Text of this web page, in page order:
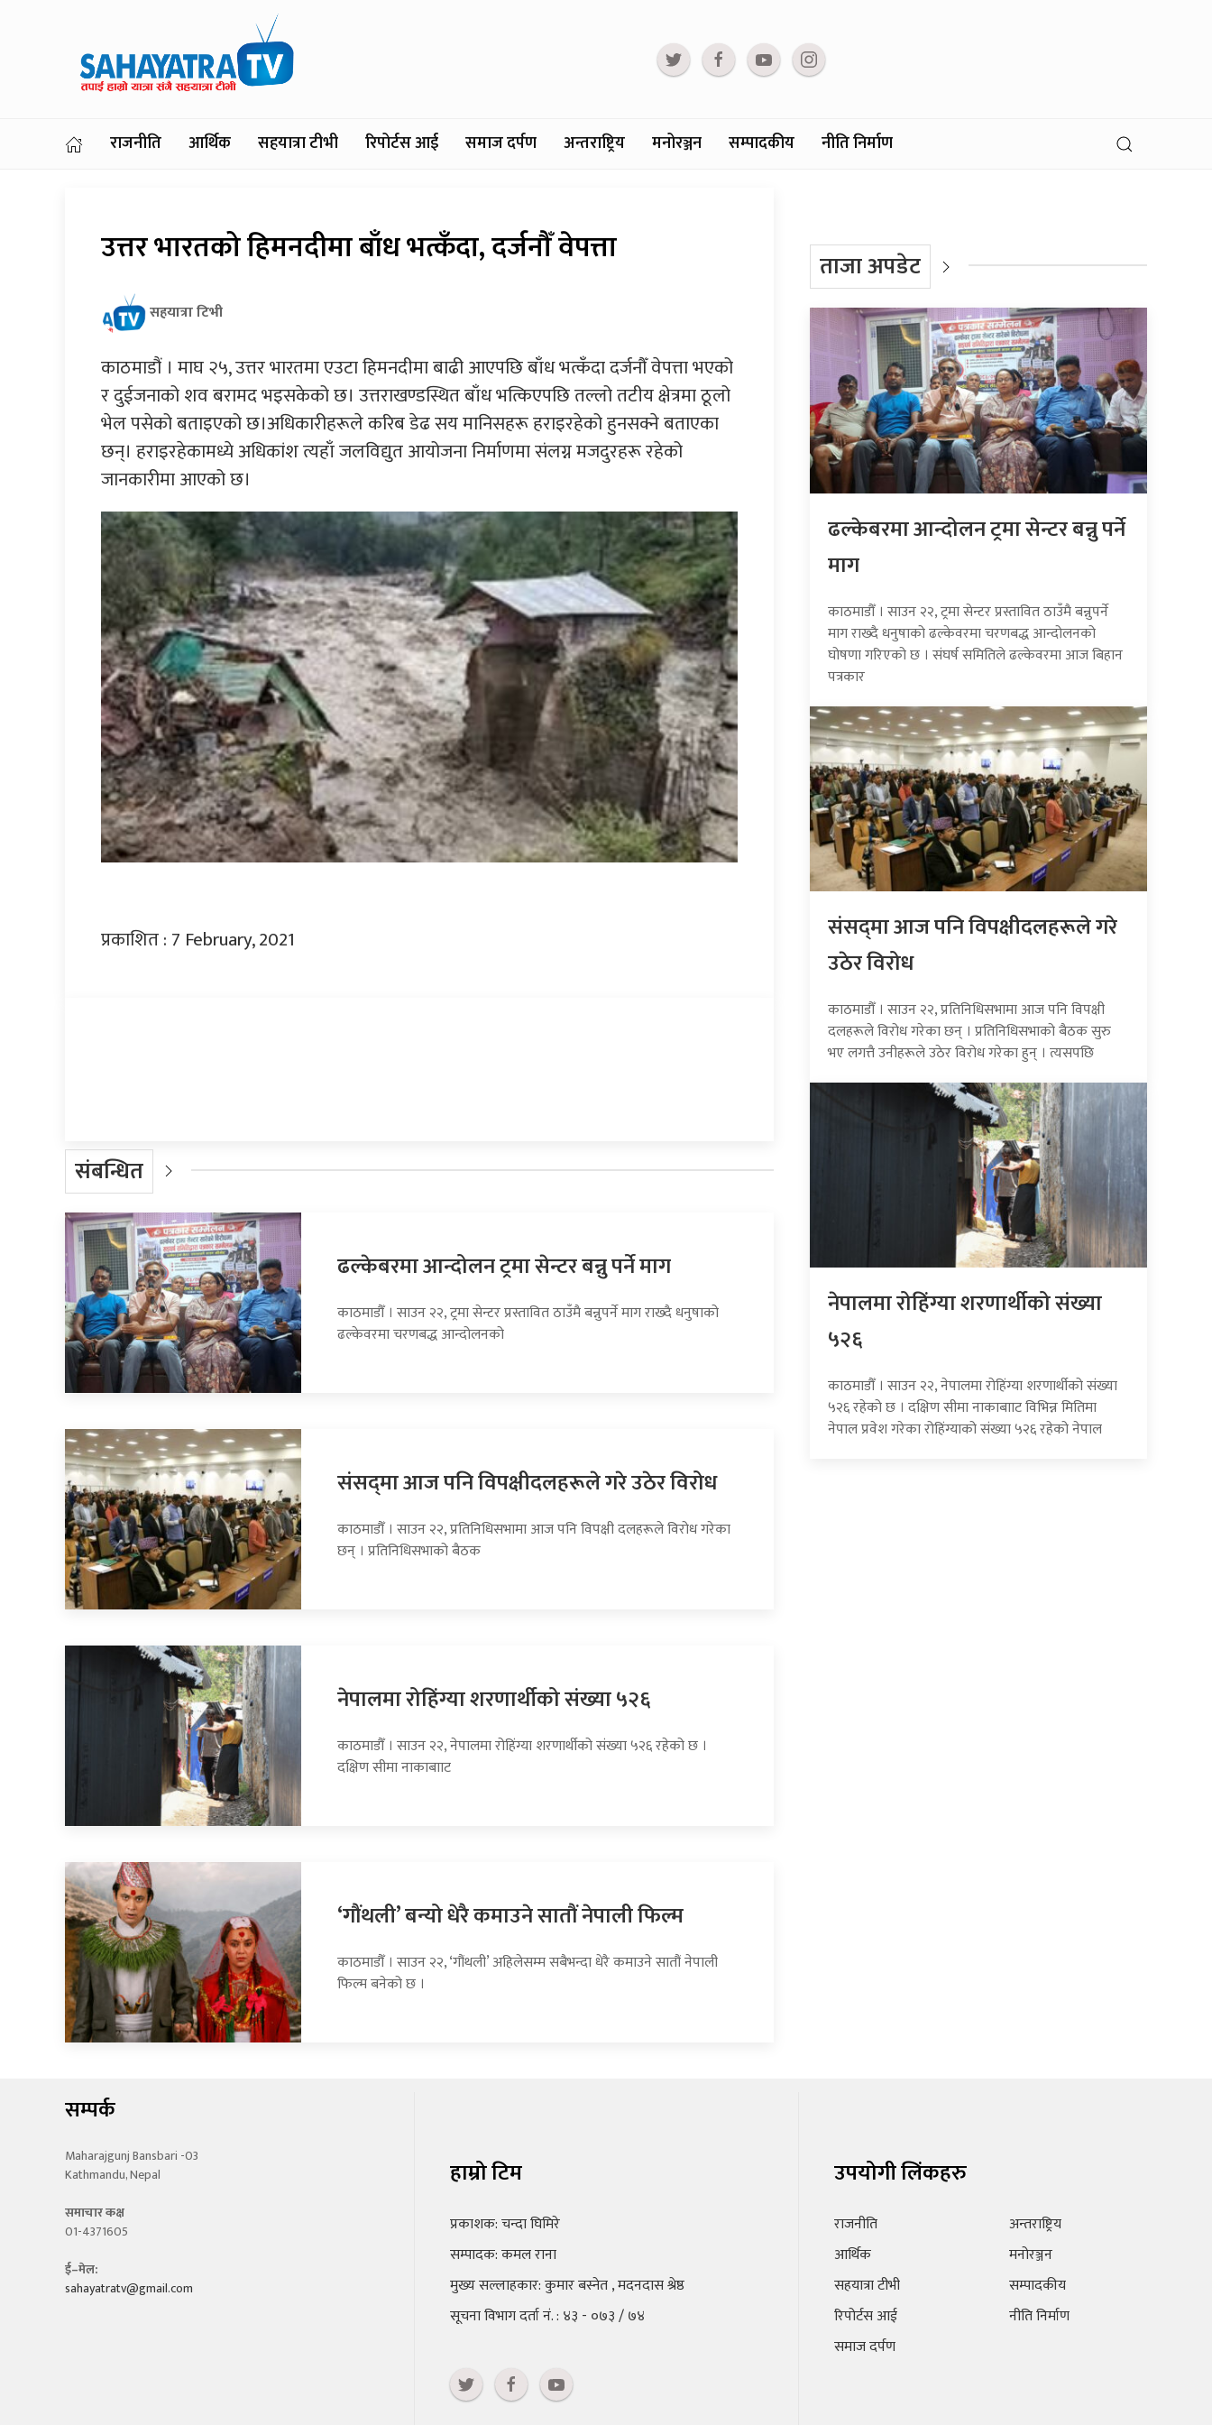
राजनीति आर्थिक सहयात्रा टीभी रिपोर्टस आई समाज दर्पण अन्तराष्ट्रिय मनोरञ्जन सम्पादकीय नीति निर्माण
उत्तर भारतको हिमनदीमा बाँध भत्कँदा, दर्जनौँ वेपत्ता
सहयात्रा टिभी
काठमाडौं । माघ २५, उत्तर भारतमा एउटा हिमनदीमा बाढी आएपछि बाँध भत्कँदा दर्जनौँ वेपत्ता भएको
र दुईजनाको शव बरामद भइसकेको छ। उत्तराखण्डस्थित बाँध भत्किएपछि तल्लो तटीय क्षेत्रमा ठूलो
भेल पसेको बताइएको छ।अधिकारीहरूले करिब डेढ सय मानिसहरू हराइरहेको हुनसक्ने बताएका
छन्। हराइरहेकामध्ये अधिकांश त्यहाँ जलविद्युत आयोजना निर्माणमा संलग्न मजदुरहरू रहेको
जानकारीमा आएको छ।
प्रकाशित : 7 February, 2021
संबन्धित
ढल्केबरमा आन्दोलन ट्रमा सेन्टर बन्नु पर्ने माग
काठमाडौँ । साउन २२, ट्रमा सेन्टर प्रस्तावित ठाउँमै बन्नुपर्ने माग राख्दै धनुषाको
ढल्केवरमा चरणबद्ध आन्दोलनको
संसद्‍मा आज पनि विपक्षीदलहरूले गरे उठेर विरोध
काठमाडौँ । साउन २२, प्रतिनिधिसभामा आज पनि विपक्षी दलहरूले विरोध गरेका
छन् । प्रतिनिधिसभाको बैठक
नेपालमा रोहिंग्या शरणार्थीको संख्या ५२६
काठमाडौँ । साउन २२, नेपालमा रोहिंग्या शरणार्थीको संख्या ५२६ रहेको छ ।
दक्षिण सीमा नाकाबााट
‘गौंथली’ बन्यो धेरै कमाउने सातौं नेपाली फिल्म
काठमाडौँ । साउन २२, ‘गौंथली’ अहिलेसम्म सबैभन्दा धेरै कमाउने सातौं नेपाली
फिल्म बनेको छ ।
ताजा अपडेट
ढल्केबरमा आन्दोलन ट्रमा सेन्टर बन्नु पर्ने
माग
काठमाडौँ । साउन २२, ट्रमा सेन्टर प्रस्तावित ठाउँमै बन्नुपर्ने
माग राख्दै धनुषाको ढल्केवरमा चरणबद्ध आन्दोलनको
घोषणा गरिएको छ । संघर्ष समितिले ढल्केवरमा आज बिहान
पत्रकार
संसद्‍मा आज पनि विपक्षीदलहरूले गरे
उठेर विरोध
काठमाडौँ । साउन २२, प्रतिनिधिसभामा आज पनि विपक्षी
दलहरूले विरोध गरेका छन् । प्रतिनिधिसभाको बैठक सुरु
भए लगत्तै उनीहरूले उठेर विरोध गरेका हुन् । त्यसपछि
नेपालमा रोहिंग्या शरणार्थीको संख्या
५२६
काठमाडौँ । साउन २२, नेपालमा रोहिंग्या शरणार्थीको संख्या
५२६ रहेको छ । दक्षिण सीमा नाकाबााट विभिन्न मितिमा
नेपाल प्रवेश गरेका रोहिंग्याको संख्या ५२६ रहेको नेपाल
सम्पर्क
Maharajgunj Bansbari -03
Kathmandu, Nepal
समाचार कक्ष
01-4371605
ई–मेल:
sahayatratv@gmail.com
हाम्रो टिम
प्रकाशक: चन्दा घिमिरे
सम्पादक: कमल राना
मुख्य सल्लाहकार: कुमार बस्नेत , मदनदास श्रेष्ठ
सूचना विभाग दर्ता नं. : ४३ - ०७३ / ७४
उपयोगी लिंकहरु
राजनीति
आर्थिक
सहयात्रा टीभी
रिपोर्टस आई
समाज दर्पण
अन्तराष्ट्रिय
मनोरञ्जन
सम्पादकीय
नीति निर्माण